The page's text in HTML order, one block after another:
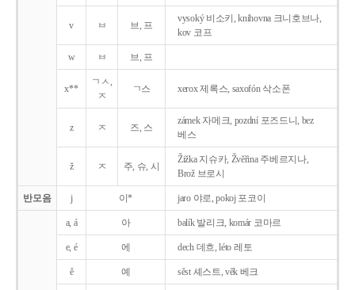
v ㅂ 브, 프
vysoký 비소키, knihovna 크니호브나,
kov 코프
w ㅂ 브, 프
x**
ㄱㅅ,
ㅈ
ㄱ스 xerox 제록스, saxofón 삭소폰
z ㅈ 즈, 스
zámek 자메크, pozdní 포즈드니, bez
베스
ž ㅈ 주, 슈, 시
Žižka 지슈카, Žvěřina 주베르지나,
Brož 브로시
반모음 j 이* jaro 야로, pokoj 포코이
a, á 아 balík 발리크, komár 코마르
e, é 에 dech 데흐, léto 레토
ě 예 sěst 셰스트, věk 베크